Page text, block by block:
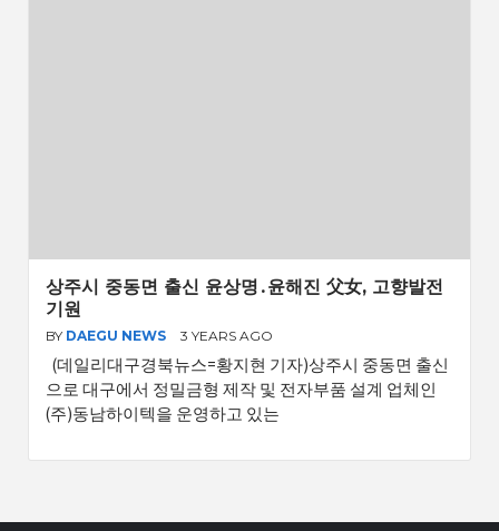
상주시 중동면 출신 윤상명․윤해진 父女, 고향발전
기원
BY DAEGU NEWS 3 YEARS AGO
(데일리대구경북뉴스=황지현 기자)상주시 중동면 출신
으로 대구에서 정밀금형 제작 및 전자부품 설계 업체인
(주)동남하이텍을 운영하고 있는